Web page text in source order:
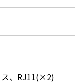
ス、RJ11(×2)